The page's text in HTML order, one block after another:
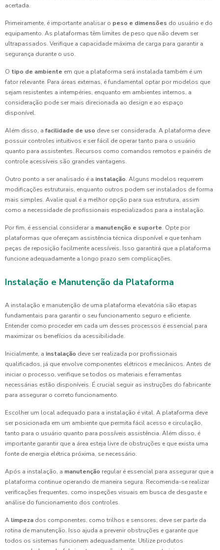
acertada.
Primeiramente, é importante analisar o peso e dimensões do usuário e do
equipamento. As plataformas têm limites de peso que não devem ser
ultrapassados. Verifique a capacidade máxima de carga para garantir a
segurança durante o uso.
O tipo de ambiente em que a plataforma será instalada também é um
fator relevante. Para áreas externas, é fundamental optar por modelos que
sejam resistentes a intempéries, enquanto em ambientes internos, a
consideração pode ser mais direcionada ao design e ao espaço
disponível.
Além disso, a facilidade de uso deve ser considerada. A plataforma deve
possuir controles intuitivos e ser fácil de operar tanto para o usuário
quanto para assistentes. Recursos como comandos remotos e painéis de
controle acessíveis são grandes vantagens.
Outro ponto a ser analisado é a instalação. Alguns modelos requerem
modificações estruturais, enquanto outros podem ser instalados de forma
mais simples. Avalie qual é a melhor opção para sua estrutura, assim
como a necessidade de profissionais especializados para a instalação.
Por fim, é essencial considerar a manutenção e suporte. Opte por
plataformas que ofereçam assistência técnica disponível e que tenham
peças de reposição facilmente acessíveis. Isso garantirá que a plataforma
funcione adequadamente a longo prazo sem complicações.
Instalação e Manutenção da Plataforma
A instalação e manutenção de uma plataforma elevatória são etapas
fundamentais para garantir o seu funcionamento seguro e eficiente.
Entender como proceder em cada um desses processos é essencial para
maximizar os benefícios da acessibilidade.
Inicialmente, a instalação deve ser realizada por profissionais
qualificados, já que envolve componentes elétricos e mecânicos. Antes de
iniciar o processo, verifique se todos os materiais e ferramentas
necessárias estão disponíveis. É crucial seguir as instruções do fabricante
para assegurar o correto funcionamento.
Escolher um local adequado para a instalação é vital. A plataforma deve
ser posicionada em um ambiente que permita fácil acesso e circulação,
tanto para o usuário quanto para possíveis assistência. Além disso, é
importante garantir que a área esteja livre de obstruções e que exista uma
fonte de energia elétrica próxima, se necessário.
Após a instalação, a manutenção regular é essencial para assegurar que a
plataforma continue operando de maneira segura. Recomenda-se realizar
verificações frequentes, como inspeções visuais em busca de desgaste e
análise do funcionamento dos controles.
A limpeza dos componentes, como trilhos e sensores, deve ser parte da
rotina de manutenção. Isso ajuda a prevenir obstruções e garante que
todos os sistemas funcionem adequadamente. Utilize produtos